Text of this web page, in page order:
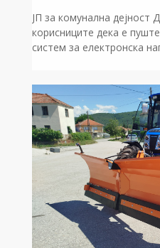
ЈП за комунална дејност
корисниците дека е
систем за електронска
брзо и едноставно да ги
online со внесување на
mail адреса. Доколку
[…]